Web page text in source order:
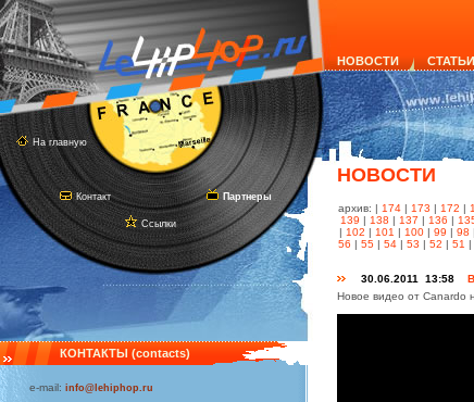
На главную
Контакт
Ссылки
Партнеры
НОВОСТИ СТАТЬИ
НОВОСТИ
КОНТАКТЫ (contacts)
e-mail: info@lehiphop.ru
архив: | 174 | 173 | 172 |
139 | 138 | 137 | 136 |
| 102 | 101 | 100| 99 | 98
56 | 55| 54| 53 | 52 | 51 |
30.06.2011 13:58
Новое видео от Canardo